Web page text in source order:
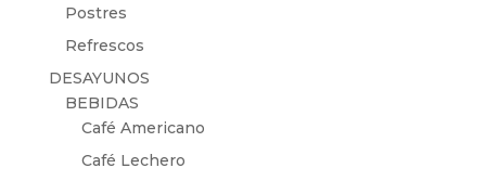
Postres
Refrescos
DESAYUNOS
BEBIDAS
Café Americano
Café Lechero